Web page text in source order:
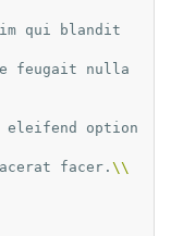
qui blandit
feugait nulla
eleifend option
facer. \\